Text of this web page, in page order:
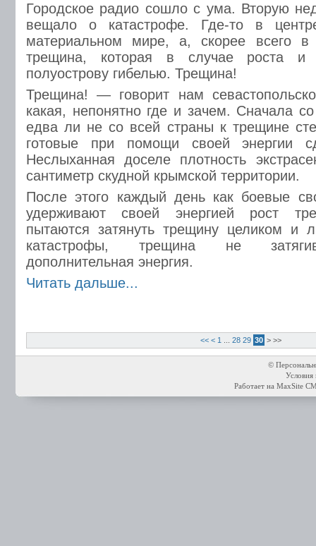
Городское радио сошло с ума. Вторую
вещало о катастрофе. Где-то в
материальном мире, а, скорее всего в
трещина, которая в случае роста и
полуострову гибелью. Трещина!
Трещина! — говорит нам
какая, непонятно где и зачем. Сначала
едва ли не со всей страны к трещине
готовые при помощи своей энергии
Неслыханная доселе плотность
сантиметр скудной крымской территории.
После этого каждый день как боевые
удерживают своей энергией рост
пытаются затянуть трещину целиком и
катастрофы, трещина не
дополнительная энергия.
Читать дальше...
<< < 1 28 29 30 > >>
©
Условия
Работает на MaxSite